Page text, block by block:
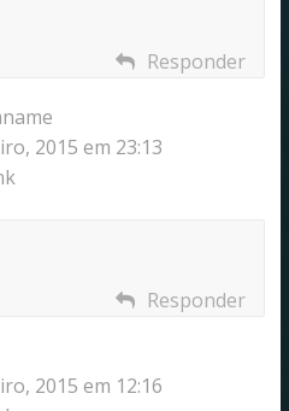
Responder
2015 em 23:13
Responder
2015 em 12:16